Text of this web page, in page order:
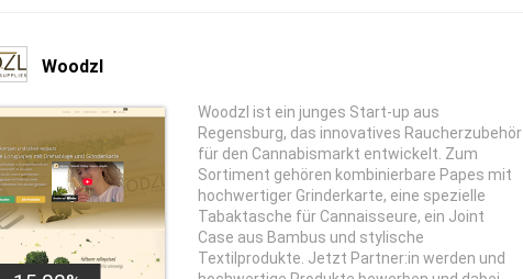
Woodzl
Woodzl ist ein junges Start-up aus
Regensburg, das innovatives Raucherzubehör
für den Cannabismarkt entwickelt. Zum
Sortiment gehören kombinierbare Papes mit
hochwertiger Grinderkarte, eine spezielle
Tabaktasche für Cannaisseure, ein Joint
Case aus Bambus und stylische
Textilprodukte. Jetzt Partner:in werden und